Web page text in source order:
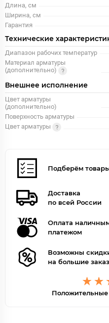
Длина, см
Ширина, см
Гарантия
Технические
Диапазон рабочих температур
Материал арматуры
(дополнительно)
Внешнее исполнение
Цвет арматуры
(дополнительно)
Поверхность арматуры
Цвет арматуры
Подберём
Доставка
по всей России
Оплата
платежом
Возможны
на большие